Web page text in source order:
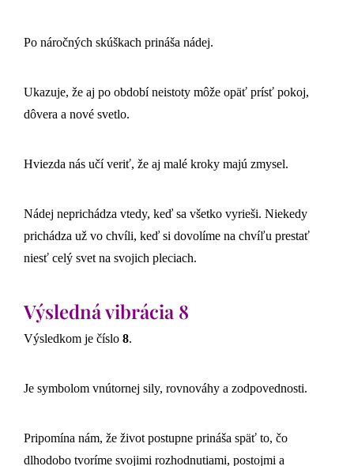
Po náročných skúškach prináša nádej.
Ukazuje, že aj po období neistoty môže opäť prísť pokoj,
dôvera a nové svetlo.
Hviezda nás učí veriť, že aj malé kroky majú zmysel.
Nádej neprichádza vtedy, keď sa všetko vyrieši. Niekedy
prichádza už vo chvíli, keď si dovolíme na chvíľu prestať
niesť celý svet na svojich pleciach.
Výsledná vibrácia 8
Výsledkom je číslo 8.
Je symbolom vnútornej sily, rovnováhy a zodpovednosti.
Pripomína nám, že život postupne prináša späť to, čo
dlhodobo tvoríme svojimi rozhodnutiami, postojmi a